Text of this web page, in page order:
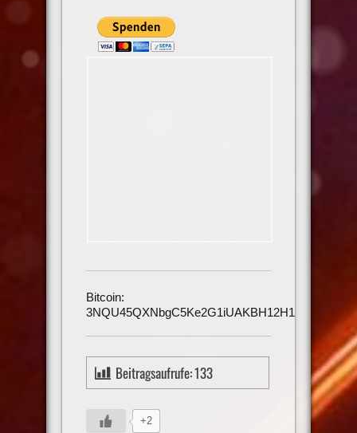
Bitcoin:
3NQU45QXNbgC5Ke2G1iUAKBH12H1h3UmAu
Beitragsaufrufe:133
+2